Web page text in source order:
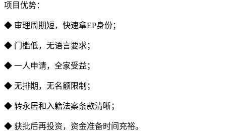
项目优势：
◆ 审理周期短，快速拿EP身份；
◆ 门槛低，无语言要求；
◆ 一人申请，全家受益；
◆ 无排期，无名额限制；
◆ 转永居和入籍法案条款清晰；
◆ 获批后再投资，资金准备时间充裕。